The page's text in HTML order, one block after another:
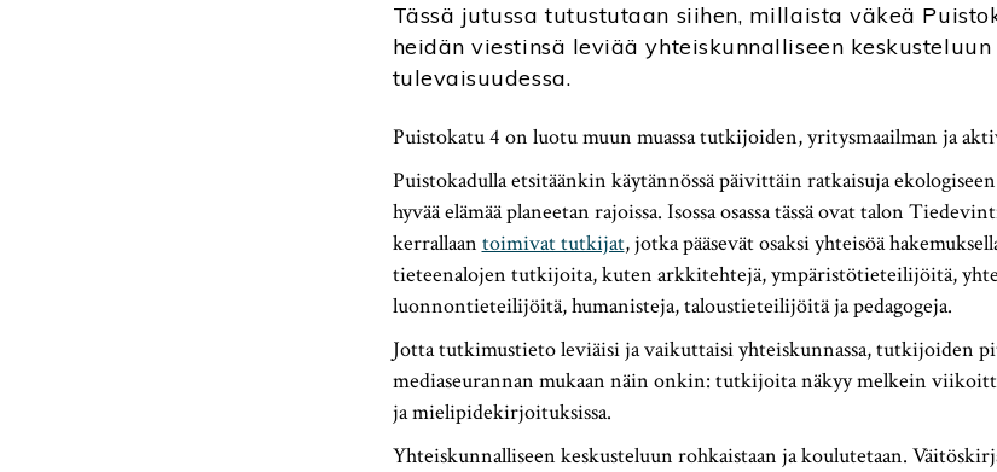
Tässä jutussa tutustutaan siihen, millaista väkeä
heidän viestinsä leviää yhteiskunnalliseen
tulevaisuudessa.
Puistokatu 4 on luotu muun muassa tutkijoiden, yritysmaailman ja
Puistokadulla etsitäänkin käytännössä päivittäin ratkaisuja
hyvää elämää planeetan rajoissa. Isossa osassa tässä ovat talon
kerrallaan toimivat tutkijat, jotka pääsevät osaksi yhteisöä
tieteenalojen tutkijoita, kuten arkkitehtejä, ympäristötieteilijöitä,
luonnontieteilijöitä, humanisteja, taloustieteilijöitä ja pedagogeja.
Jotta tutkimustieto leviäisi ja vaikuttaisi yhteiskunnassa, tutkijoiden
mediaseurannan mukaan näin onkin: tutkijoita näkyy melkein
ja mielipidekirjoituksissa.
Yhteiskunnalliseen keskusteluun rohkaistaan ja koulutetaan.